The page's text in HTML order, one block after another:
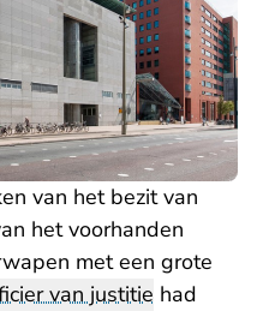
van het bezit van
het voorhanden
met een grote
van justitie had